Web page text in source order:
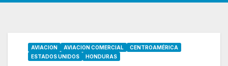
AVIACION AVIACION COMERCIAL
CENTROAMÉRICA
ESTADOS UNIDOS
HONDURAS